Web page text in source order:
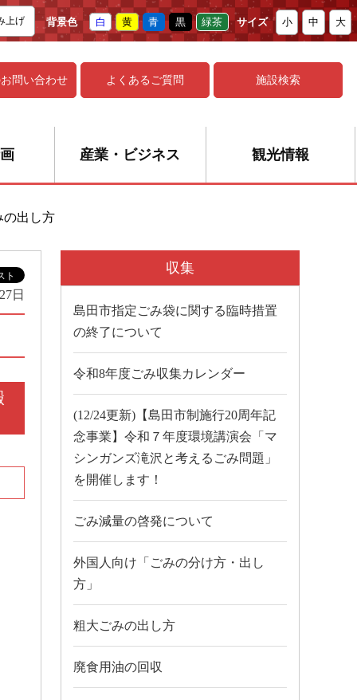
上げ 背景色 白 黄 青 黒 緑茶 サイズ 小 中 大
お問い合わせ よくあるご質問 施設検索
産業・ビジネス 観光情報
の出し方
日
収集
島田市指定ごみ袋に関する臨時措置
の終了について
令和8年度ごみ収集カレンダー
(12/24更新)【島田市制施行20周年記
念事業】令和７年度環境講演会「マ
シンガンズ滝沢と考えるごみ問題」
を開催します！
ごみ減量の啓発について
外国人向け「ごみの分け方・出し
方」
粗大ごみの出し方
廃食用油の回収